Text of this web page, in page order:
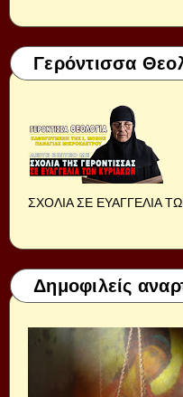
Γερόντισσα
ΣΧΟΛΙΑ ΣΕ ΕΥΑΓΓΕΛΙΑ
Δημοφιλείς